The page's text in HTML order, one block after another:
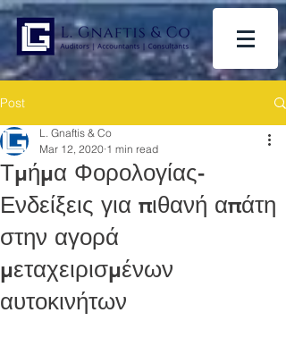
Post
Τμήμα Φορολογίας-
Ενδείξεις για πιθανή απάτη
στην αγορά
μεταχειρισμένων
αυτοκινήτων
L. Gnaftis & Co
Mar 12, 2020 1 min read